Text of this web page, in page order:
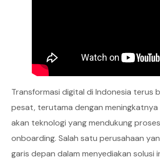
Transformasi digital di Indonesia terus
pesat, terutama dengan meningkatnya
akan teknologi yang mendukung
onboarding. Salah satu perusahaan
garis depan dalam menyediakan solusi